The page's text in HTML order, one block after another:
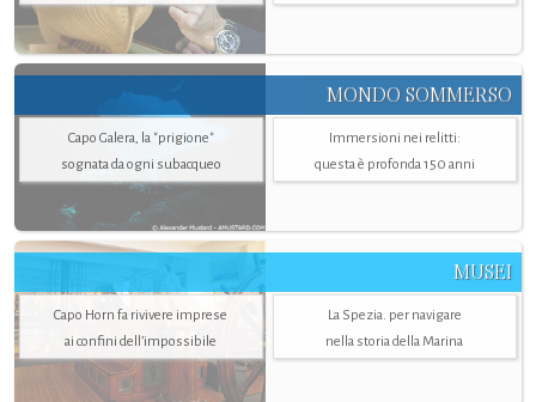
MONDO SOMMERSO
Capo Galera, la "prigione"
sognata da ogni subacqueo
Immersioni nei relitti:
questa è profonda 150 anni
MUSEI
Capo Horn fa rivivere imprese
ai confini dell’impossibile
La Spezia. per navigare
nella storia della Marina